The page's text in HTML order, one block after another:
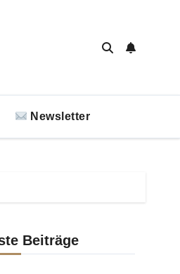
Newsletter
Beiträge